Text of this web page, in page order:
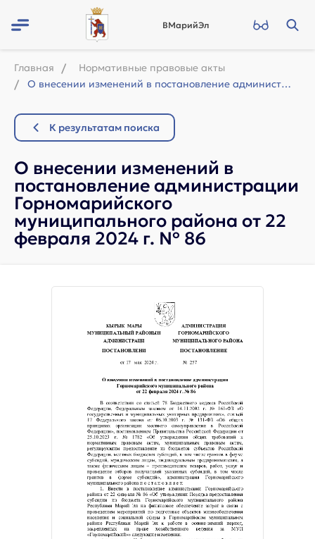
ВМарийЭл
Главная
Нормативные правовые акты
О внесении изменений в постановление администрации Горномарийского муниципальног...
К результатам поиска
О внесении изменений в
постановление администрации
Горномарийского
муниципального района от 22
февраля 2024 г. № 86